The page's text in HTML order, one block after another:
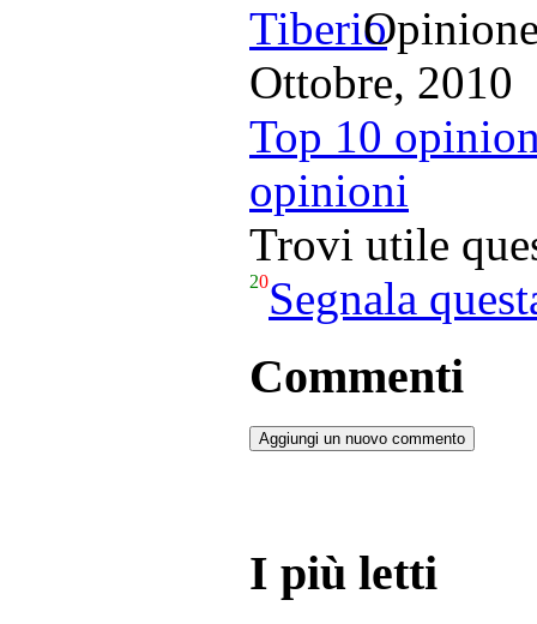
Ottobre, 2010
Top 10
opinioni
Trovi utile
20Segnala
Commenti
Aggiungi un nuovo commento
I più letti